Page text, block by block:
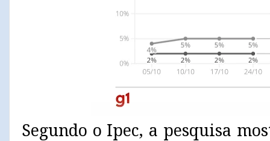
Segundo o Ipec, a pesquisa